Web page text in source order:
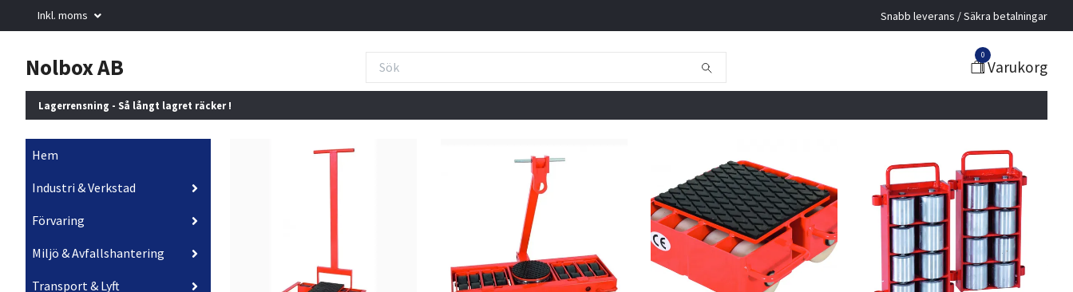
Inkl. moms Snabb leverans / Säkra betalningar
Nolbox AB 0
Varukorg
Lagerrensning - Så långt lagret räcker !
Hem
Industri & Verkstad
Förvaring
Miljö & Avfallshantering
Transport & Lyft